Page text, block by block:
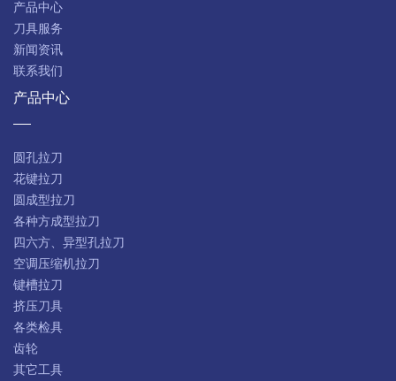
产品中心
刀具服务
新闻资讯
联系我们
产品中心
圆孔拉刀
花键拉刀
圆成型拉刀
各种方成型拉刀
四六方、异型孔拉刀
空调压缩机拉刀
键槽拉刀
挤压刀具
各类检具
齿轮
其它工具